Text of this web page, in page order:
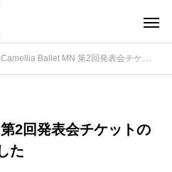
Camellia Ballet MN 第2回発表会チケットの申し込みを開始しました
2回発表会チケットの
た